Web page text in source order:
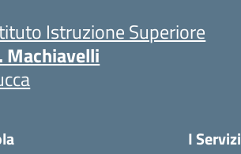
Istruzione Superiore
Machiavelli
I Servizi